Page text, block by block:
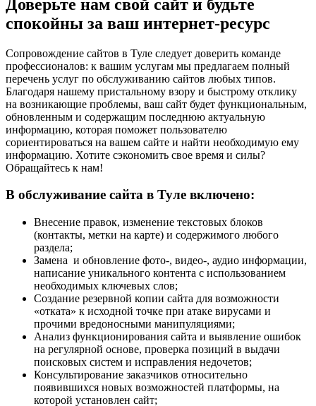
Доверьте нам свой сайт и будьте
спокойны за ваш интернет-ресурс
Сопровождение сайтов в Туле следует доверить команде
профессионалов: к вашим услугам мы предлагаем полный
перечень услуг по обслуживанию сайтов любых типов.
Благодаря нашему пристальному взору и быстрому отклику
на возникающие проблемы, ваш сайт будет функциональным,
обновленным и содержащим последнюю актуальную
информацию, которая поможет пользователю
сориентироваться на вашем сайте и найти необходимую ему
информацию. Хотите сэкономить свое время и силы?
Обращайтесь к нам!
В обслуживание сайта в Туле включено:
Внесение правок, изменение текстовых блоков
(контакты, метки на карте) и содержимого любого
раздела;
Замена и обновление фото-, видео-, аудио информации,
написание уникального контента с использованием
необходимых ключевых слов;
Создание резервной копии сайта для возможности
«отката» к исходной точке при атаке вирусами и
прочими вредоносными манипуляциями;
Анализ функционирования сайта и выявление ошибок
на регулярной основе, проверка позиций в выдачи
поисковых систем и исправления недочетов;
Консультирование заказчиков относительно
появившихся новых возможностей платформы, на
которой установлен сайт;